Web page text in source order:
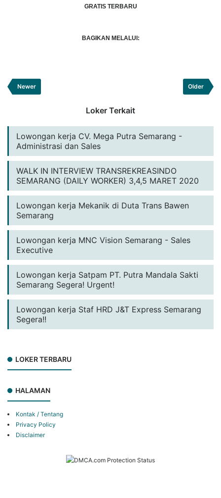
GRATIS TERBARU
BAGIKAN MELALUI:
Newer Older
Loker Terkait
Lowongan kerja CV. Mega Putra Semarang -
Administrasi dan Sales
WALK IN INTERVIEW TRANSREKREASINDO
SEMARANG (DAILY WORKER) 3,4,5 MARET 2020
Lowongan kerja Mekanik di Duta Trans Bawen
Semarang
Lowongan kerja MNC Vision Semarang - Sales
Executive
Lowongan kerja Satpam PT. Putra Mandala Sakti
Semarang Segera! Urgent!
Lowongan kerja Staf HRD J&T Express Semarang
Segera!!
LOKER TERBARU
HALAMAN
Kontak / Tentang
Privacy Policy
Disclaimer